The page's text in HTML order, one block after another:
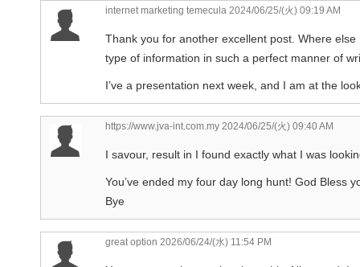
internet marketing temecula 2024/06/25/(火) 09:19 AM
Thank you for another excellent post. Where
type of information in such a perfect manner of
I’ve a presentation next week, and I am at the
https://www.jva-int.com.my 2024/06/25/(火) 09:40 AM
I savour, result in I found exactly what I was
You’ve ended my four day long hunt! God Bless
Bye
great option 2026/06/24/(水) 11:54 PM